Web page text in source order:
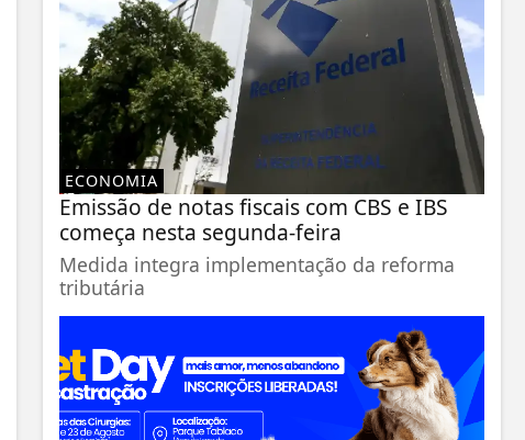
ECONOMIA
Emissão de notas fiscais com CBS e IBS
começa nesta segunda-feira
Medida integra implementação da reforma
tributária